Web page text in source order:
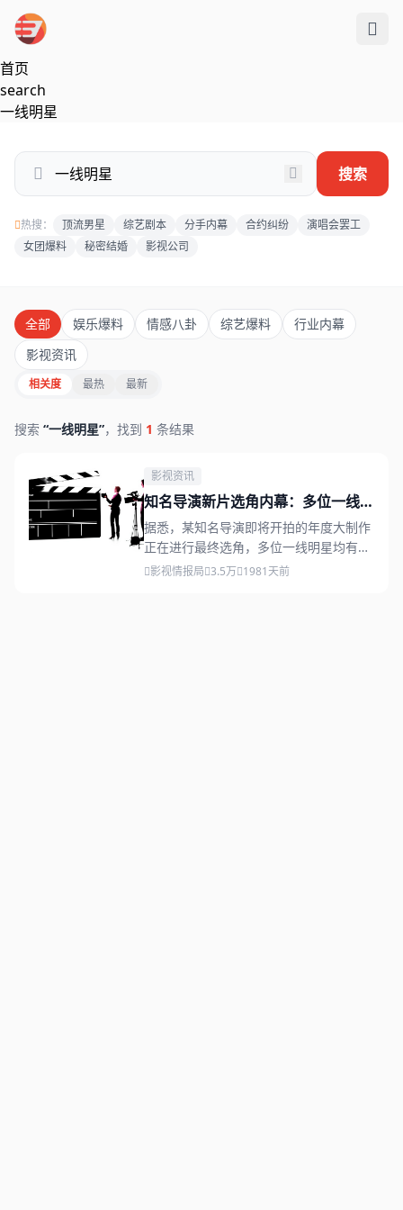
跳过导航
首页
search
一线明星
搜索
热搜： 顶流男星 综艺剧本 分手内幕 合约纠纷
演唱会罢工
女团爆料
秘密结婚 影视公司
全部 娱乐爆料 情感八卦 综艺爆料
行业内幕
影视资讯
相关度 最热 最新
搜索 “一线明星”，找到 1 条结果
影视资讯
知名导演新片选角内幕：多位一线明
星竞争同一角色
据悉，某知名导演即将开拍的年度大制作
正在进行最终选角，多位一线明星均有意
出演同一核心角色，竞争异常激烈，最终
影视情报局 3.5万 1981天前